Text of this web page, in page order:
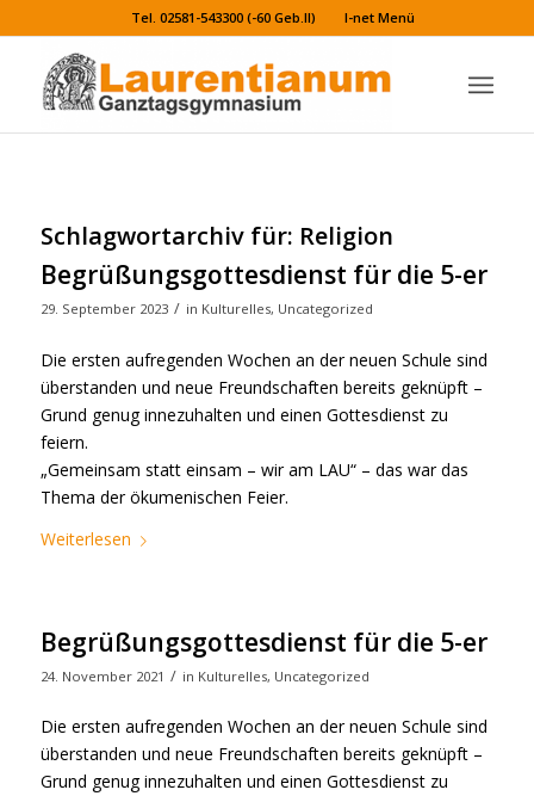
Tel. 02581-543300 (-60 Geb.II) I-net Menü
Schlagwortarchiv für: Religion
Begrüßungsgottesdienst für die 5-er
29. September 2023 / in Kulturelles, Uncategorized
Die ersten aufregenden Wochen an der neuen Schule sind
überstanden und neue Freundschaften bereits geknüpft –
Grund genug innezuhalten und einen Gottesdienst zu
feiern.
„Gemeinsam statt einsam – wir am LAU“ – das war das
Thema der ökumenischen Feier.
Weiterlesen
Begrüßungsgottesdienst für die 5-er
24. November 2021 / in Kulturelles, Uncategorized
Die ersten aufregenden Wochen an der neuen Schule sind
überstanden und neue Freundschaften bereits geknüpft –
Grund genug innezuhalten und einen Gottesdienst zu